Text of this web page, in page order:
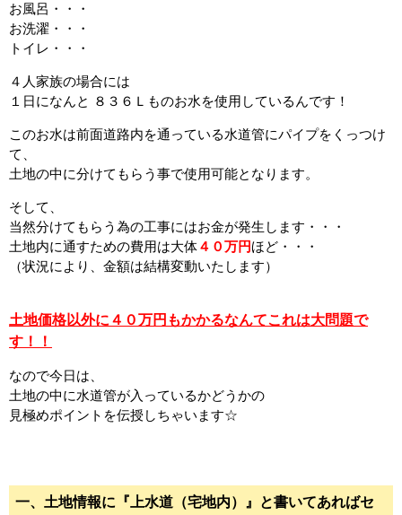
お風呂・・・
お洗濯・・・
トイレ・・・
４人家族の場合には
１日になんと ８３６Ｌものお水を使用しているんです！
このお水は前面道路内を通っている水道管にパイプをくっつけ
て、
土地の中に分けてもらう事で使用可能となります。
そして、
当然分けてもらう為の工事にはお金が発生します・・・
土地内に通すための費用は大体４０万円ほど・・・
（状況により、金額は結構変動いたします）
土地価格以外に４０万円もかかるなんてこれは大問題で
す！！
なので今日は、
土地の中に水道管が入っているかどうかの
見極めポイントを伝授しちゃいます☆
一、土地情報に『上水道（宅地内）』と書いてあればセ